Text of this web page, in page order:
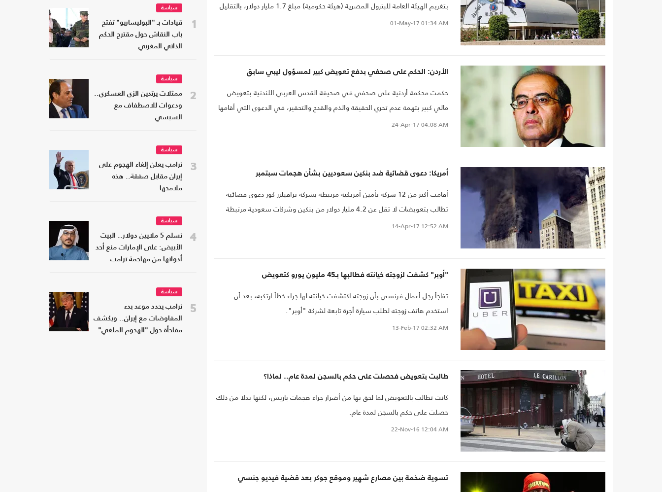
بتغريم الهيئة العامة للبترول المصرية (هيئة حكومية) مبلغ 1.7 مليار دولار، بالتقليل
من شأن الحكم، لكن خبراء قانونيين أكدوا أنه حكم نهائي، وأن مصر ملزمة بتنفيذه.
01-May-17 01:34 AM
الأردن: الحكم على صحفي بدفع تعويض كبير لمسؤول ليبي سابق
حكمت محكمة أردنية على صحفي في صحيفة القدس العربي اللندنية بتعويض
مالي كبير بتهمة عدم تحري الحقيقة والذم والقدح والتحقير، في الدعوى التي أقامها
ضده رئيس وزراء ليبيا السابق محمود جبريل في العام 2014.
24-Apr-17 04:08 AM
أمريكا: دعوى قضائية ضد بنكين سعوديين بشأن هجمات سبتمبر
أقامت أكثر من 12 شركة تأمين أمريكية مرتبطة بشركة ترافيلرز كوز دعوى قضائية
تطالب بتعويضات لا تقل عن 4.2 مليار دولار من بنكين وشركات سعودية مرتبطة
بعائلة أسامة بن لادن وبضع جمعيات خيرية بشأن هجمات 11 سبتمبر.
14-Apr-17 12:52 AM
"أوبر" كشفت لزوجته خيانته فطالبها بـ45 مليون يورو كتعويض
تفاجأ رجل أعمال فرنسي بأن زوجته اكتشفت خيانته لها جراء خطأ ارتكبه، بعد أن
استخدم هاتف زوجته لطلب سيارة أجرة تابعة لشركة "أوبر".
13-Feb-17 02:32 AM
طالبت بتعويض فحصلت على حكم بالسجن لمدة عام.. لماذا؟
كانت تطالب بالتعويض لما لحق بها من أضرار جراء هجمات باريس، لكنها بدلا من ذلك
حصلت على حكم بالسجن لمدة عام.
22-Nov-16 12:04 AM
تسوية ضخمة بين مصارع شهير وموقع جوكر بعد قضية فيديو جنسي
1
سياسة
قيادات بـ "البوليساريو" تفتح
باب النقاش حول مقترح الحكم
الذاتي المغربي
2
سياسة
ممثلات يرتدين الزي العسكري..
ودعوات للاصطفاف مع
السيسي
3
سياسة
ترامب يعلن إلغاء الهجوم على
إيران مقابل صفقة.. هذه
ملامحها
4
سياسة
تسلم 5 ملايين دولار.. البيت
الأبيض: على الإمارات منع أحد
أدواتها من مهاجمة ترامب
5
سياسة
ترامب يحدد موعد بدء
المفاوضات مع إيران.. ويكشف
مفاجأة حول "الهجوم الملغي"